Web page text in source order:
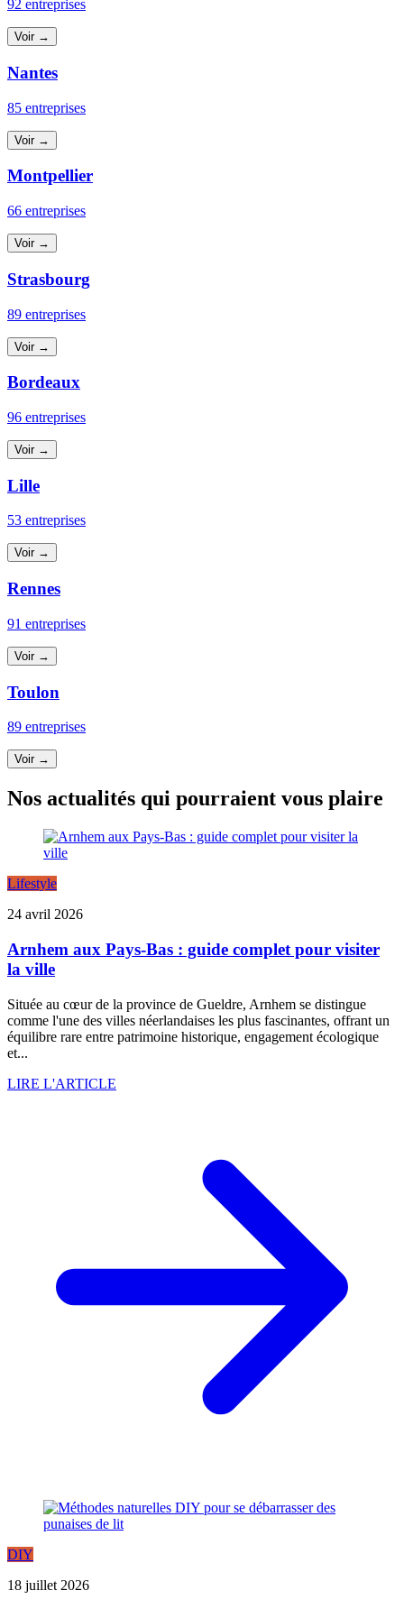
92 entreprises
Voir →
Nantes
85 entreprises
Voir →
Montpellier
66 entreprises
Voir →
Strasbourg
89 entreprises
Voir →
Bordeaux
96 entreprises
Voir →
Lille
53 entreprises
Voir →
Rennes
91 entreprises
Voir →
Toulon
89 entreprises
Voir →
Nos actualités qui pourraient vous plaire
Lifestyle
24 avril 2026
Arnhem aux Pays-Bas : guide complet pour visiter
la ville
Située au cœur de la province de Gueldre, Arnhem se distingue
comme l'une des villes néerlandaises les plus fascinantes, offrant un
équilibre rare entre patrimoine historique, engagement écologique
et...
LIRE L'ARTICLE
DIY
18 juillet 2026